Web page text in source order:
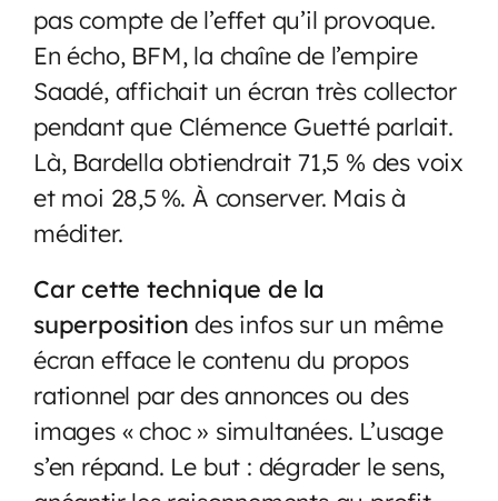
pas compte de l’effet qu’il provoque.
En écho, BFM, la chaîne de l’empire
Saadé, affichait un écran très collector
pendant que Clémence Guetté parlait.
Là, Bardella obtiendrait 71,5 % des voix
et moi 28,5 %. À conserver. Mais à
méditer.
Car cette technique de la
superposition des infos sur un même
écran efface le contenu du propos
rationnel par des annonces ou des
images « choc » simultanées. L’usage
s’en répand. Le but : dégrader le sens,